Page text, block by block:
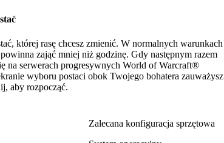
której rasę chcesz zmienić. W normalnych warunkach
zająć mniej niż godzinę. Gdy następnym razem
na serwerach progresywnych World of Warcraft®
wyboru postaci obok Twojego bohatera zauważysz
aby rozpocząć.
Zalecana konfiguracja sprzętowa